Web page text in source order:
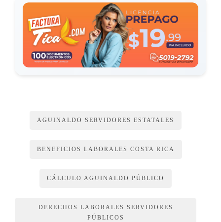
AGUINALDO SERVIDORES ESTATALES
BENEFICIOS LABORALES COSTA RICA
CÁLCULO AGUINALDO PÚBLICO
DERECHOS LABORALES SERVIDORES
PÚBLICOS